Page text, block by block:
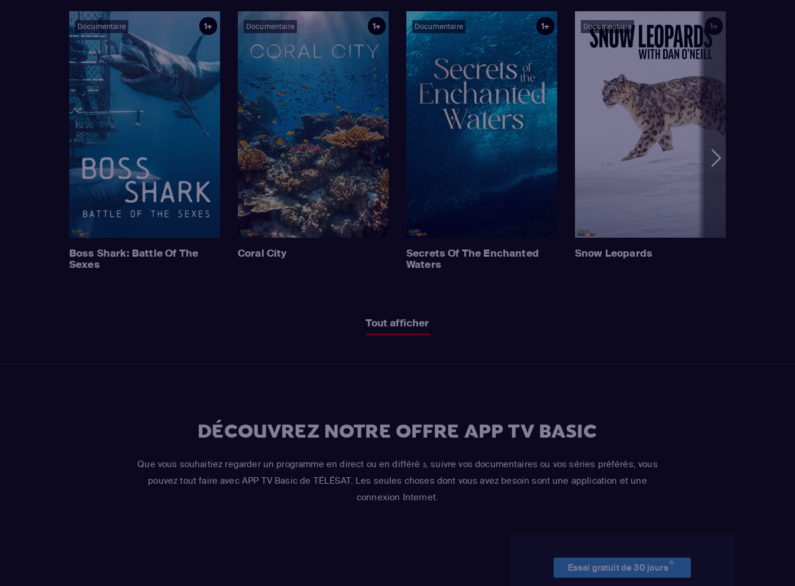
Documentaire 1+
Boss Shark: Battle Of The
Sexes
Documentaire 1+
Coral City
Documentaire 1+
Secrets Of The Enchanted
Waters
Documentaire 1+
Snow Leopards
Tout afficher
DÉCOUVREZ NOTRE OFFRE APP TV BASIC
Que vous souhaitiez regarder un programme en direct ou en différé 3, suivre vos documentaires ou vos séries préférés, vous
pouvez tout faire avec APP TV Basic de TÉLÉSAT. Les seules choses dont vous avez besoin sont une application et une
connexion Internet.
Essai gratuit de 30 jours(1)